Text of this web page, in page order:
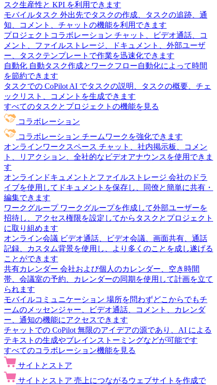
スク生産性と KPI を利用できます
モバイルタスク 外出先でタスクの作成、タスクの追跡、通
知、コメント、チャットの機能を利用できます
プロジェクトコラボレーション チャット、ビデオ通話、コ
メント、ファイルストレージ、ドキュメント、外部ユーザ
ー、タスクテンプレートで作業を迅速化できます
自動化 自動タスク作成とワークフロー自動化によって時間
を節約できます
タスクでの CoPilot AI でタスクの説明、タスクの概要、チェ
ックリスト、コメントを生成できます
すべてのタスクとプロジェクトの機能を見る
コラボレーション
コラボレーション チームワークを強化できます
オンラインワークスペース チャット、社内掲示板、コメン
ト、リアクション、全社的なビデオアナウンスを使用できま
す
オンラインドキュメントとファイルストレージ 会社のドラ
イブを使用してドキュメントを保存し、同僚と簡単に共有・
編集できます
ワークグループ ワークグループを作成して外部ユーザーを
招待し、アクセス権限を設定してからタスクとプロジェクト
に取り組めます
オンライン会議 ビデオ通話、ビデオ会議、画面共有、通話
記録、カスタム背景を使用し、より多くのことを成し遂げる
ことができます
共有カレンダー 会社および個人のカレンダー、空き時間
帯、会議室の予約、カレンダーの同期を使用して計画を立て
られます
モバイルコミュニケーション 場所を問わずどこからでもチ
ームのメッセンジャー、ビデオ通話、コメント、カレンダ
ー、通知の機能にアクセスできます
チャットでの CoPilot 無限のアイデアの源であり、AI による
テキストの生成やブレインストーミングなどが可能です
すべてのコラボレーション機能を見る
サイトとストア
サイトとストア 売上につながるウェブサイトを作成で